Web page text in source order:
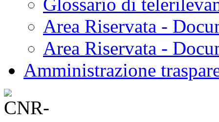
Area Riservata -
Area Riservata -
Amministrazione